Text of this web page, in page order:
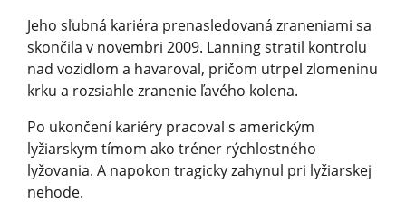
Jeho sľubná kariéra prenasledovaná zraneniami sa
skončila v novembri 2009. Lanning stratil kontrolu
nad vozidlom a havaroval, pričom utrpel zlomeninu
krku a rozsiahle zranenie ľavého kolena.
Po ukončení kariéry pracoval s americkým
lyžiarskym tímom ako tréner rýchlostného
lyžovania. A napokon tragicky zahynul pri lyžiarskej
nehode.